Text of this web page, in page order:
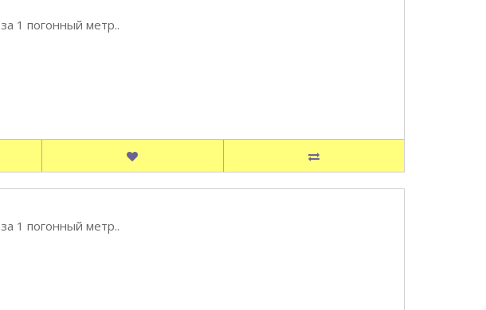
1 погонный метр..
1 погонный метр..